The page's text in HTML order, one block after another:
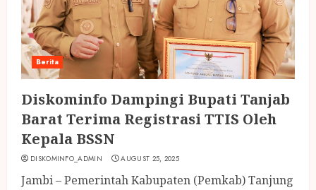
Berita
Diskominfo Dampingi Bupati Tanjab
Barat Terima Registrasi TTIS Oleh
Kepala BSSN
DISKOMINFO_ADMIN AUGUST 25, 2025
Jambi – Pemerintah Kabupaten (Pemkab) Tanjung